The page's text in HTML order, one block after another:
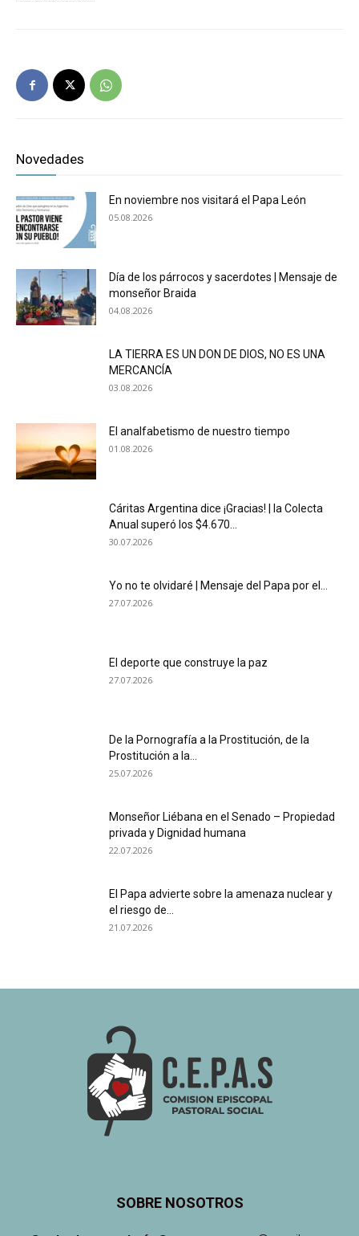
Novedades
En noviembre nos visitará el Papa León
05.08.2026
Día de los párrocos y sacerdotes | Mensaje de
monseñor Braida
04.08.2026
LA TIERRA ES UN DON DE DIOS, NO ES UNA
MERCANCÍA
03.08.2026
El analfabetismo de nuestro tiempo
01.08.2026
Cáritas Argentina dice ¡Gracias! | la Colecta
Anual superó los $4.670...
30.07.2026
Yo no te olvidaré | Mensaje del Papa por el...
27.07.2026
El deporte que construye la paz
27.07.2026
De la Pornografía a la Prostitución, de la
Prostitución a la...
25.07.2026
Monseñor Liébana en el Senado – Propiedad
privada y Dignidad humana
22.07.2026
El Papa advierte sobre la amenaza nuclear y
el riesgo de...
21.07.2026
SOBRE NOSOTROS